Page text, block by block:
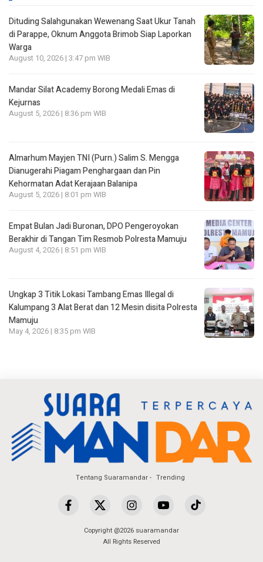
Dituding Salahgunakan Wewenang Saat Ukur Tanah
di Parappe, Oknum Anggota Brimob Siap Laporkan
Warga
August 10, 2026 | 3:47 pm WIB
Mandar Silat Academy Borong Medali Emas di
Kejurnas
August 5, 2026 | 8:36 pm WIB
Almarhum Mayjen TNI (Purn.) Salim S. Mengga
Dianugerahi Piagam Penghargaan dan Pin
Kehormatan Adat Kerajaan Balanipa
August 5, 2026 | 8:01 pm WIB
Empat Bulan Jadi Buronan, DPO Pengeroyokan
Berakhir di Tangan Tim Resmob Polresta Mamuju
August 4, 2026 | 8:51 pm WIB
Ungkap 3 Titik Lokasi Tambang Emas Illegal di
Kalumpang 3 Alat Berat dan 12 Mesin disita Polresta
Mamuju
May 4, 2026 | 8:35 pm WIB
Tentang Suaramandar Trending
Copyright @2026 suaramandar
All Rights Reserved